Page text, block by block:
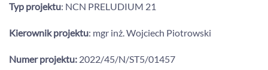
Typ projektu: NCN PRELUDIUM 21
Kierownik projektu: mgr inż. Wojciech Piotrowski
Numer projektu: 2022/45/N/ST5/01457